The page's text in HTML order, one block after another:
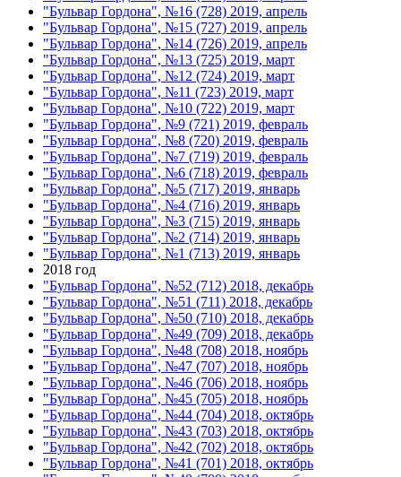
"Бульвар Гордона", №16 (728) 2019, апрель
"Бульвар Гордона", №15 (727) 2019, апрель
"Бульвар Гордона", №14 (726) 2019, апрель
"Бульвар Гордона", №13 (725) 2019, март
"Бульвар Гордона", №12 (724) 2019, март
"Бульвар Гордона", №11 (723) 2019, март
"Бульвар Гордона", №10 (722) 2019, март
"Бульвар Гордона", №9 (721) 2019, февраль
"Бульвар Гордона", №8 (720) 2019, февраль
"Бульвар Гордона", №7 (719) 2019, февраль
"Бульвар Гордона", №6 (718) 2019, февраль
"Бульвар Гордона", №5 (717) 2019, январь
"Бульвар Гордона", №4 (716) 2019, январь
"Бульвар Гордона", №3 (715) 2019, январь
"Бульвар Гордона", №2 (714) 2019, январь
"Бульвар Гордона", №1 (713) 2019, январь
2018 год
"Бульвар Гордона", №52 (712) 2018, декабрь
"Бульвар Гордона", №51 (711) 2018, декабрь
"Бульвар Гордона", №50 (710) 2018, декабрь
"Бульвар Гордона", №49 (709) 2018, декабрь
"Бульвар Гордона", №48 (708) 2018, ноябрь
"Бульвар Гордона", №47 (707) 2018, ноябрь
"Бульвар Гордона", №46 (706) 2018, ноябрь
"Бульвар Гордона", №45 (705) 2018, ноябрь
"Бульвар Гордона", №44 (704) 2018, октябрь
"Бульвар Гордона", №43 (703) 2018, октябрь
"Бульвар Гордона", №42 (702) 2018, октябрь
"Бульвар Гордона", №41 (701) 2018, октябрь